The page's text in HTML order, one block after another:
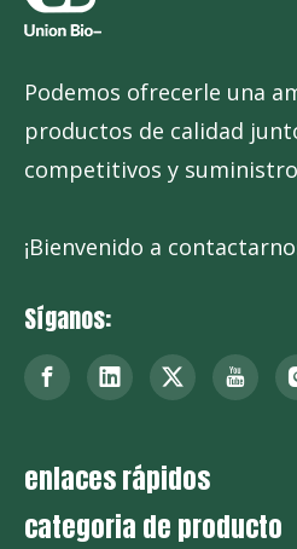
Podemos ofrecerle una
productos de calidad
competitivos y
¡Bienvenido a
Síganos:
enlaces rápidos
categoria de producto